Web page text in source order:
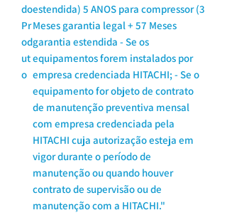
do
Pr
od
ut
o
estendida) 5 ANOS para compressor (3
Meses garantia legal + 57 Meses
garantia estendida - Se os
equipamentos forem instalados por
empresa credenciada HITACHI; - Se o
equipamento for objeto de contrato
de manutenção preventiva mensal
com empresa credenciada pela
HITACHI cuja autorização esteja em
vigor durante o período de
manutenção ou quando houver
contrato de supervisão ou de
manutenção com a HITACHI."